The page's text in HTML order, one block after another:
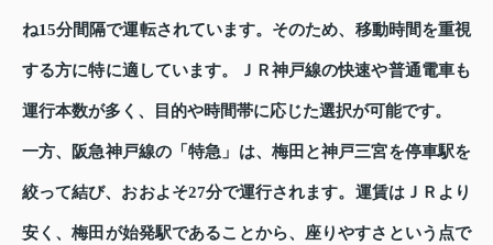
ね15分間隔で運転されています。そのため、移動時間を重視
する方に特に適しています。ＪＲ神戸線の快速や普通電車も
運行本数が多く、目的や時間帯に応じた選択が可能です。
一方、阪急神戸線の「特急」は、梅田と神戸三宮を停車駅を
絞って結び、おおよそ27分で運行されます。運賃はＪＲより
安く、梅田が始発駅であることから、座りやすさという点で